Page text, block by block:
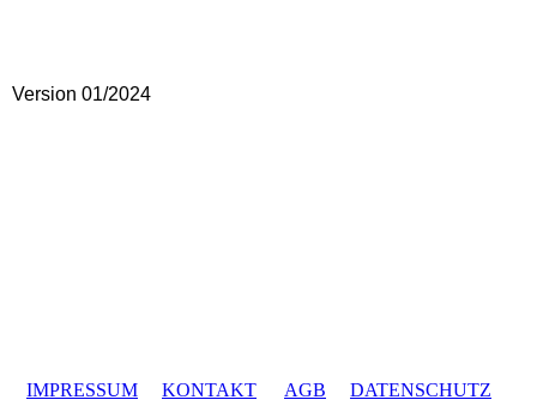
Version 01/2024
IMPRESSUM KONTAKT AGB DATENSCHUTZ